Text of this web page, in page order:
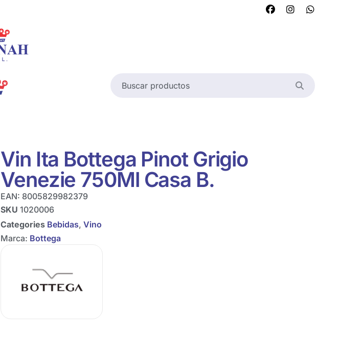
Vin Ita Bottega Pinot Grigio
Venezie 750Ml Casa B.
EAN: 8005829982379
SKU 1020006
Categories Bebidas, Vino
Marca: Bottega